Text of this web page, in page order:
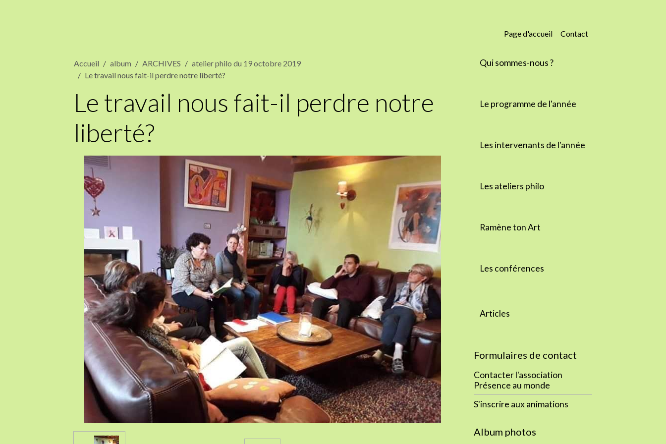
Page d'accueil Contact
Accueil album ARCHIVES
atelier philo du 19 octobre 2019
Le travail nous fait-il perdre notre liberté?
Le travail nous fait-il perdre notre
liberté?
Qui sommes-nous ?
Le programme de l'année
Les intervenants de l'année
Les ateliers philo
Ramène ton Art
Les conférences
Articles
Formulaires de contact
Contacter l'association
Présence au monde
S'inscrire aux animations
Album photos